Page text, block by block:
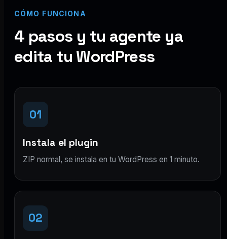
CÓMO FUNCIONA
4 pasos y tu agente ya
edita tu WordPress
01
Instala el plugin
ZIP normal, se instala en tu WordPress en 1 minuto.
02